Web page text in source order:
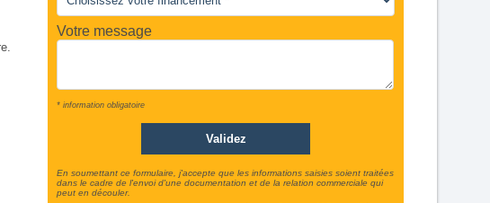
Votre message
* information obligatoire
En soumettant ce formulaire, j'accepte que les informations saisies soient traitées
dans le cadre de l'envoi d'une documentation et de la relation commerciale qui
peut en découler.